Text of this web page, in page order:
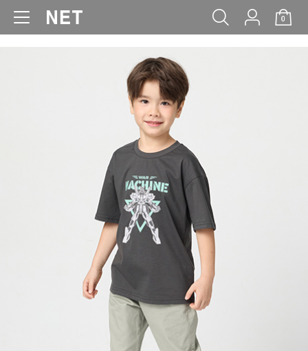
0
WOMEN MEN KIDS BABY